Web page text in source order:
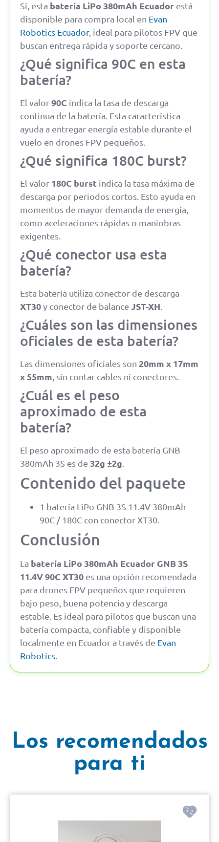
Sí, esta batería LiPo 380mAh Ecuador está
disponible para compra local en Evan
Robotics Ecuador, ideal para pilotos FPV que
buscan entrega rápida y soporte cercano.
¿Qué significa 90C en esta
batería?
El valor90C indica la tasa de descarga
continua de la batería. Esta característica
ayuda a entregar energía estable durante el
vuelo en drones FPV pequeños.
¿Qué significa 180C burst?
El valor 180C burst indica la tasa máxima de
descarga por periodos cortos. Esto ayuda en
momentos de mayor demanda de energía,
como aceleraciones rápidas o maniobras
exigentes.
¿Qué conector usa esta
batería?
Esta batería utiliza conector de descarga
XT30y conector de balance JST-XH
¿Cuáles son las dimensiones
oficiales de esta batería?
Las dimensiones oficiales son 20mm x 17mm
x 55mm , sin contar cables ni conectores.
¿Cuál es el peso
aproximado de esta
batería?
El peso aproximado de esta batería GNB
380mAh 3S es de 32g ±2g
Contenido del paquete
1 batería LiPo GNB 3S 11.4V 380mAh
90C / 180C con conector XT30.
Conclusión
La batería LiPo 380mAh Ecuador GNB 3S
11.4V 90C XT30 es una opción recomendada
para drones FPV pequeños que requieren
bajo peso, buena potencia y descarga
estable. Es ideal para pilotos que buscan una
batería compacta, confiable y disponible
localmente en Ecuador a través de Evan
Robotics
Los recomendados
para ti